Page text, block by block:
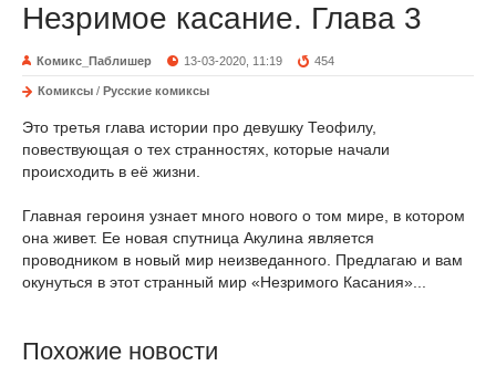
Незримое касание. Глава 3
Комикс_Паблишер 13-03-2020, 11:19 454
Комиксы / Русские комиксы
Это третья глава истории про девушку Теофилу,
повествующая о тех странностях, которые начали
происходить в её жизни.
Главная героиня узнает много нового о том мире, в котором
она живет. Ее новая спутница Акулина является
проводником в новый мир неизведанного. Предлагаю и вам
окунуться в этот странный мир «Незримого Касания»...
Похожие новости